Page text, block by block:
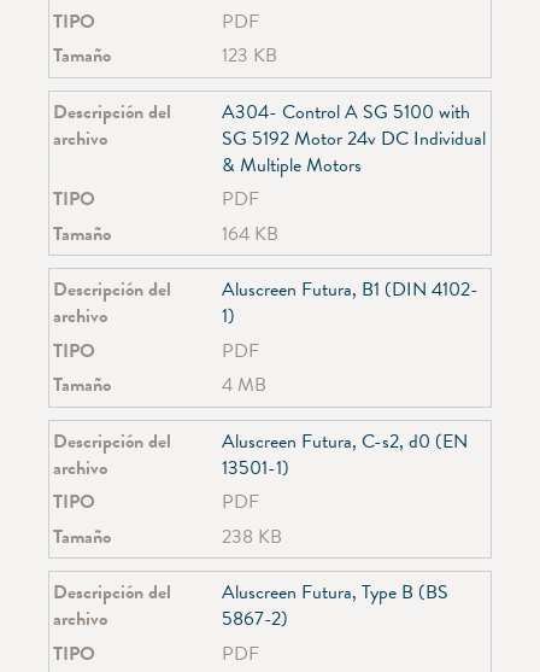
SG 4930
SG 4955
SG 4960
SG 4970
SG 5600
SG 6010
SG 6100
SG 6103
SG 6290
SG 6293
SG 6370
SG 6380
SG 6465
SG 6840
SG 6870
SG 6970
SG 7600
TIPO
PDF
Tamaño
123 KB
Descripción del
archivo
A304- Control A SG 5100 with
SG 5192 Motor 24v DC Individual
& Multiple Motors
TIPO
PDF
Tamaño
164 KB
Descripción del
archivo
Aluscreen Futura, B1 (DIN 4102-
1)
TIPO
PDF
Tamaño
4 MB
Descripción del
archivo
Aluscreen Futura, C-s2, d0 (EN
13501-1)
TIPO
PDF
Tamaño
238 KB
Descripción del
archivo
Aluscreen Futura, Type B (BS
5867-2)
TIPO
PDF